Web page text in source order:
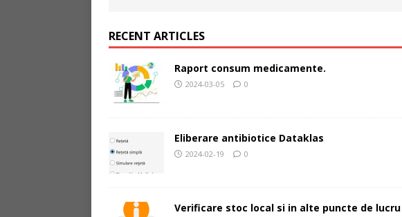
RECENT ARTICLES
Raport consum medicamente.
2024-03-05 0
Eliberare antibiotice Dataklas
2024-02-19 0
Verificare stoc local si in alte puncte de lucru